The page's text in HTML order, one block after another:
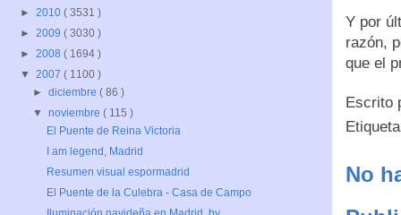
Y por
razón,
que el
Escrito
No
► 2010 ( 3531 )
► 2009 ( 3030 )
► 2008 ( 1694 )
▼ 2007 ( 1100 )
►diciembre( 86 )
▼noviembre( 115 )
El Puente de Reina Victoria
I am legend, Madrid
Resumen visual espormadrid
El Puente de la Culebra - Casa de Campo